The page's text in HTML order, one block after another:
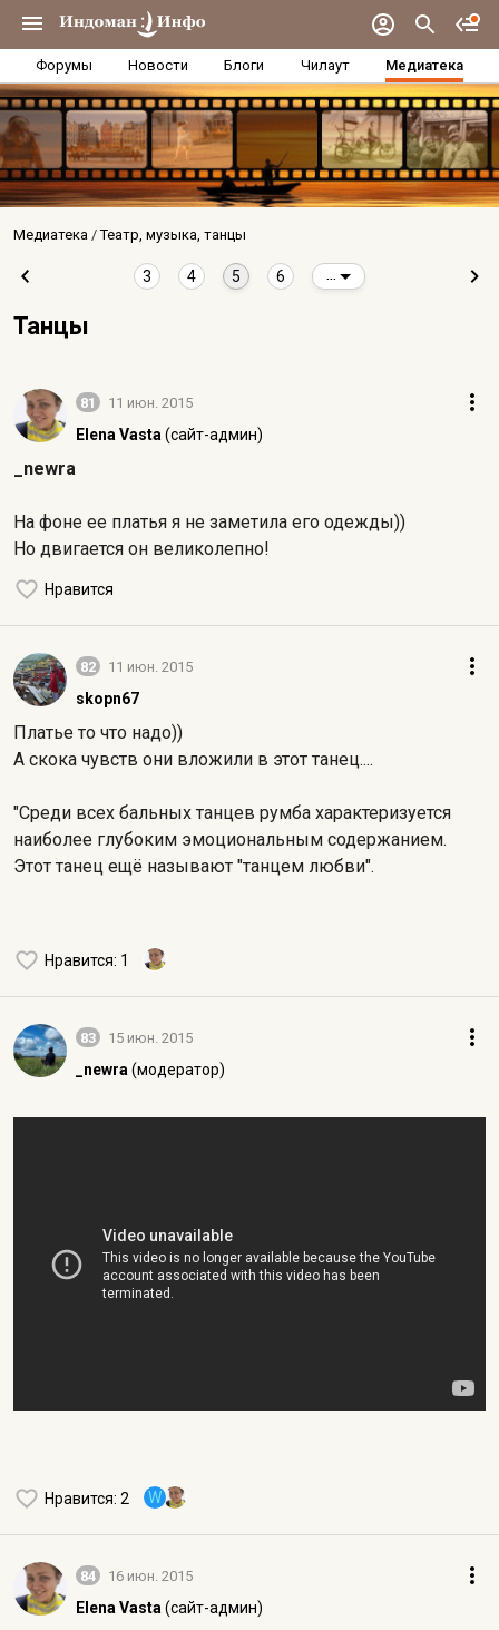
Форумы Новости Блоги Чилаут Медиатека
Медиатека Театр, музыка, танцы
3 4 5 6
Танцы
81 11 июн. 2015
Elena Vasta (сайт-админ)
_newra
На фоне ее платья я не заметила его одежды))
Но двигается он великолепно!
Нравится
82 11 июн. 2015
skopn67
Платье то что надо))
А скока чувств они вложили в этот танец....
"Среди всех бальных танцев румба характеризуется
наиболее глубоким эмоциональным содержанием.
Этот танец ещё называют "танцем любви".
Нравится: 1
83 15 июн. 2015
_newra (модератор)
Нравится: 2 W
84 16 июн. 2015
Elena Vasta (сайт-админ)